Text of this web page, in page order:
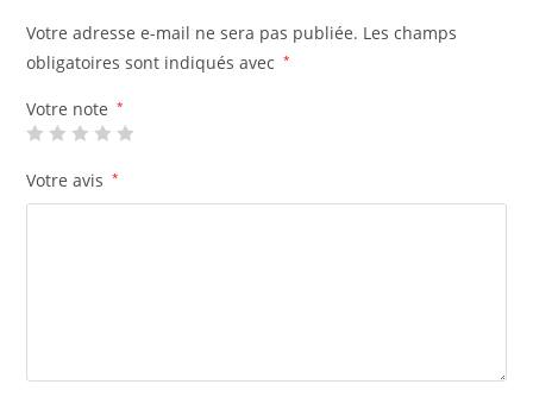
Votre adresse e-mail ne sera pas publiée. Les champs
obligatoires sont indiqués avec
*
Votre note *
Votre avis *